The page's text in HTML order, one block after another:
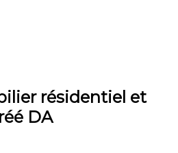
résidentiel et
DA